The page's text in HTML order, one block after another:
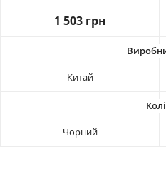
1 503 грн
Китай
Чорний